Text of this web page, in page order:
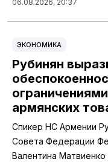
06.08.2026, 20:37
ЭКОНОМИКА
Рубинян
армянских
Спикер НС Армении
Совета Федерации
Валентина